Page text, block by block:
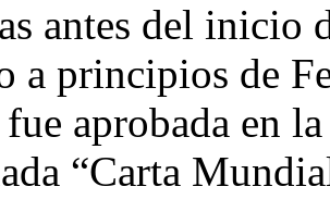
antes del
a principios de
fue aprobada en
“Carta